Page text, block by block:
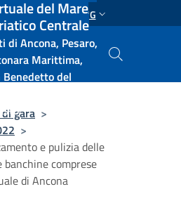
ENG
del Mare
Centrale
di Ancona, Pesaro,
Marittima,
Benedetto del
gara >
>
e pulizia delle
banchine comprese
di Ancona